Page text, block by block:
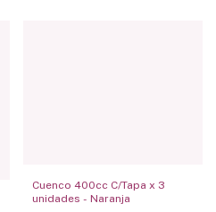
Cuenco 400cc C/Tapa x 3
unidades - Naranja